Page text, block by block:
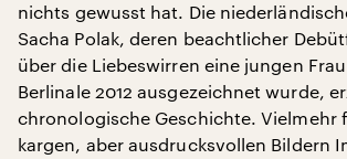
nichts gewusst hat. Die
Sacha Polak, deren beachtlicher
über die Liebeswirren eine jungen
Berlinale 2012 ausgezeichnet wurde,
chronologische Geschichte. Vielmehr
kargen, aber ausdrucksvollen Bildern